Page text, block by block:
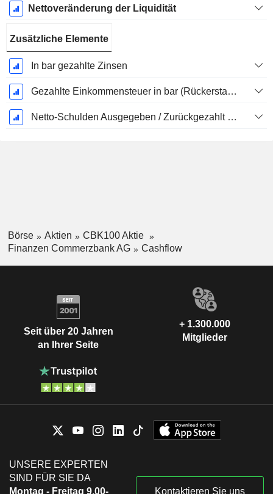
Nettoveränderung der Liquidität
Zusätzliche Elemente
In bar gezahlte Zinsen
Gezahlte Einkommensteuer in bar (Rückerstattung)
Netto-Schulden Ausgegeben / Zurückgezahlt - (Modellspezifisch)
Börse Aktien
CBK100 Aktie
Finanzen Commerzbank AG
Cashflow
Seit über 20 Jahren
an Ihrer Seite
+ 1.300.000
Mitglieder
UNSERE EXPERTEN
SIND FÜR SIE DA
Montag - Freitag 9.00-
Kontaktieren Sie uns